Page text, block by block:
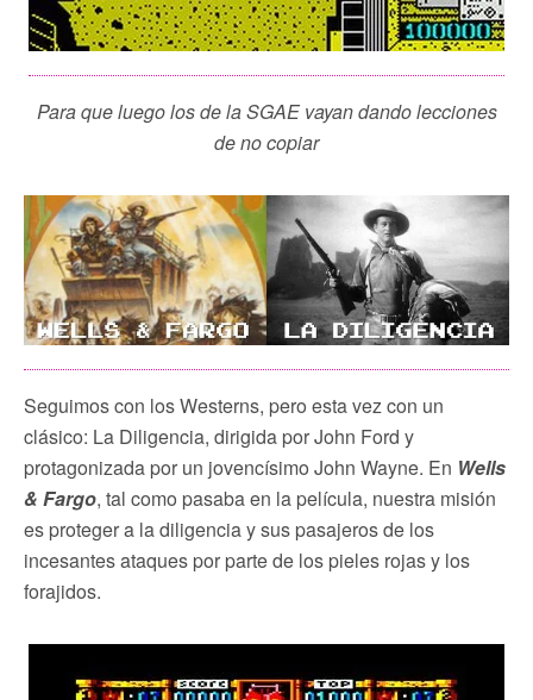
Para que luego los de la SGAE vayan dando lecciones
de no copiar
Seguimos con los Westerns, pero esta vez con un
clásico: La Diligencia, dirigida por John Ford y
protagonizada por un jovencísimo John Wayne. En Wells
& Fargo, tal como pasaba en la película, nuestra misión
es proteger a la diligencia y sus pasajeros de los
incesantes ataques por parte de los pieles rojas y los
forajidos.